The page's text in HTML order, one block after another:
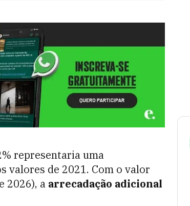
representaria uma
valores de 2021. Com o valor
2026), a arrecadação adicional